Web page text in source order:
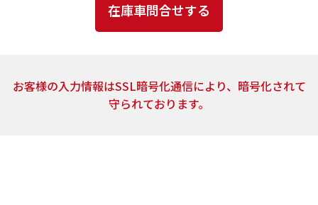
とはありません。
上記2.の利用目的の達成に必要な範囲内において、ご
提供頂いた個人情報の取扱いを委託する場合がありま
す。当社は、個人情報の取扱いを委託する場合、業務委
お客様の入力情報はSSL暗号化通信により、暗号化されて
守られております。